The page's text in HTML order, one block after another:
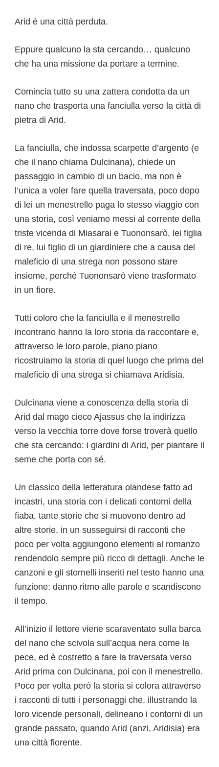
Arid è una città perduta.
Eppure qualcuno la sta cercando… qualcuno
che ha una missione da portare a termine.
Comincia tutto su una zattera condotta da un
nano che trasporta una fanciulla verso la città di
pietra di Arid.
La fanciulla, che indossa scarpette d’argento (e
che il nano chiama Dulcinana), chiede un
passaggio in cambio di un bacio, ma non è
l’unica a voler fare quella traversata, poco dopo
di lei un menestrello paga lo stesso viaggio con
una storia, così veniamo messi al corrente della
triste vicenda di Miasarai e Tuononsarò, lei figlia
di re, lui figlio di un giardiniere che a causa del
maleficio di una strega non possono stare
insieme, perché Tuononsarò viene trasformato
in un fiore.
Tutti coloro che la fanciulla e il menestrello
incontrano hanno la loro storia da raccontare e,
attraverso le loro parole, piano piano
ricostruiamo la storia di quel luogo che prima del
maleficio di una strega si chiamava Aridisia.
Dulcinana viene a conoscenza della storia di
Arid dal mago cieco Ajassus che la indirizza
verso la vecchia torre dove forse troverà quello
che sta cercando: i giardini di Arid, per piantare il
seme che porta con sé.
Un classico della letteratura olandese fatto ad
incastri, una storia con i delicati contorni della
fiaba, tante storie che si muovono dentro ad
altre storie, in un susseguirsi di racconti che
poco per volta aggiungono elementi al romanzo
rendendolo sempre più ricco di dettagli. Anche le
canzoni e gli stornelli inseriti nel testo hanno una
funzione: danno ritmo alle parole e scandiscono
il tempo.
All’inizio il lettore viene scaraventato sulla barca
del nano che scivola sull’acqua nera come la
pece, ed è costretto a fare la traversata verso
Arid prima con Dulcinana, poi con il menestrello.
Poco per volta però la storia si colora attraverso
i racconti di tutti i personaggi che, illustrando la
loro vicende personali, delineano i contorni di un
grande passato, quando Arid (anzi, Aridisia) era
una città fiorente.